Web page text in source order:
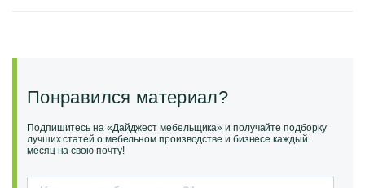
Понравился материал?
Подпишитесь на «Дайджест мебельщика» и получайте подборку
лучших статей о мебельном производстве и бизнесе каждый
месяц на свою почту!